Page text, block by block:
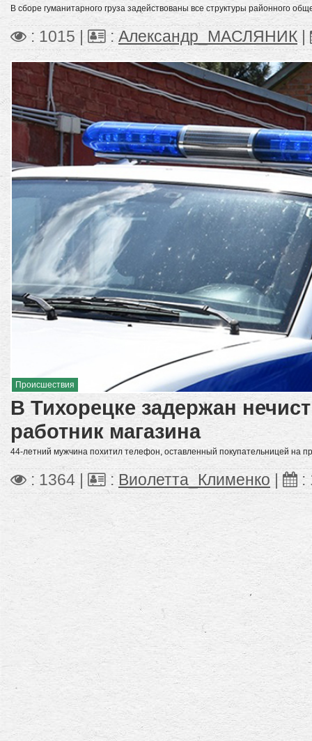
В сборе гуманитарного груза задействованы все структуры районного
: 1015 | :Александр_МАСЛЯНИК
Происшествия
В Тихорецке задержан
работник магазина
44-летний мужчина похитил телефон, оставленный покупательницей на
: 1364 | : Виолетта_Клименко :